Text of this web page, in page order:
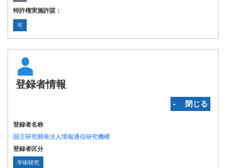
特許権実施許諾：
可
登録者情報
‐ 閉じる
登録者名称
国立研究開発法人情報通信研究機構
登録者区分
学術研究